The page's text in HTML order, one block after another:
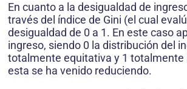
En cuanto a la desigualdad de
través del índice de Gini (el cual
desigualdad de 0 a 1. En este caso
ingreso, siendo 0 la distribución del
totalmente equitativa y 1 totalmente
esta se ha venido